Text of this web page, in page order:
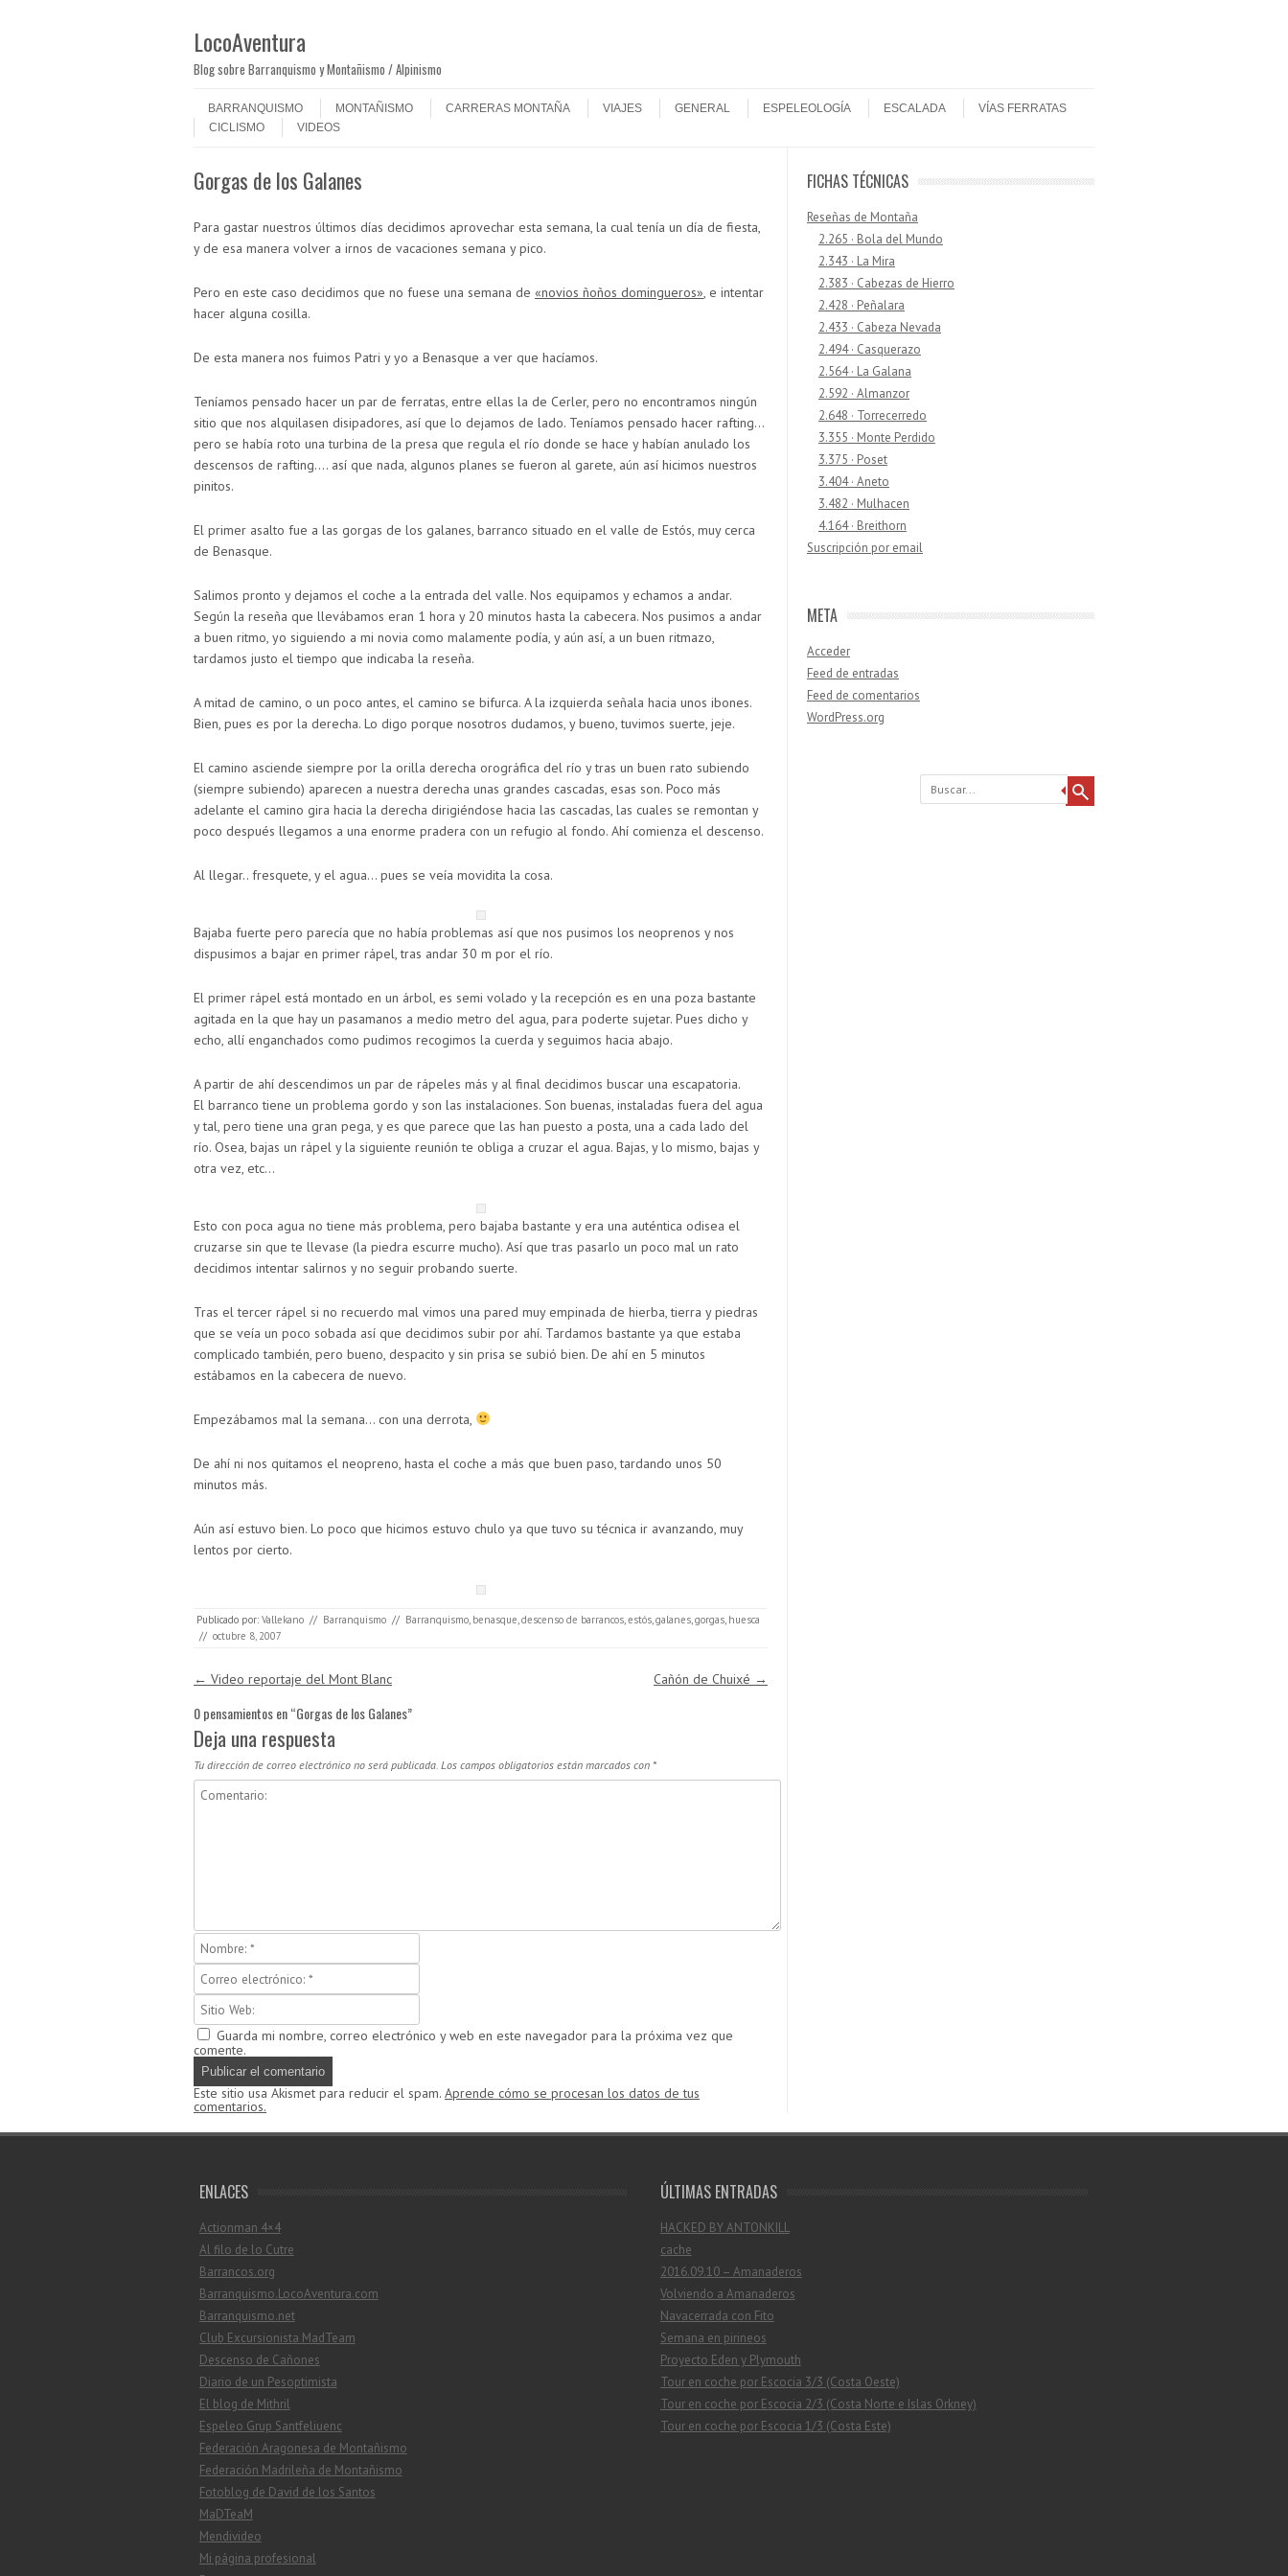
LocoAventura
Blog sobre Barranquismo y Montañismo / Alpinismo
Menú
BARRANQUISMO
MONTAÑISMO CARRERAS MONTAÑA VIAJES GENERAL ESPELEOLOGÍA ESCALADA
VÍAS FERRATAS
CICLISMO
VIDEOS
Gorgas de los Galanes
Para gastar nuestros últimos días decidimos aprovechar esta semana, la cual tenía un día de fiesta,
y de esa manera volver a irnos de vacaciones semana y pico.
Pero en este caso decidimos que no fuese una semana de «novios ñoños domingueros», e intentar
hacer alguna cosilla.
De esta manera nos fuimos Patri y yo a Benasque a ver que hacíamos.
Teníamos pensado hacer un par de ferratas, entre ellas la de Cerler, pero no encontramos ningún
sitio que nos alquilasen disipadores, así que lo dejamos de lado. Teníamos pensado hacer rafting…
pero se había roto una turbina de la presa que regula el río donde se hace y habían anulado los
descensos de rafting…. así que nada, algunos planes se fueron al garete, aún así hicimos nuestros
pinitos.
El primer asalto fue a las gorgas de los galanes, barranco situado en el valle de Estós, muy cerca
de Benasque.
Salimos pronto y dejamos el coche a la entrada del valle. Nos equipamos y echamos a andar.
Según la reseña que llevábamos eran 1 hora y 20 minutos hasta la cabecera. Nos pusimos a andar
a buen ritmo, yo siguiendo a mi novia como malamente podía, y aún así, a un buen ritmazo,
tardamos justo el tiempo que indicaba la reseña.
A mitad de camino, o un poco antes, el camino se bifurca. A la izquierda señala hacia unos ibones.
Bien, pues es por la derecha. Lo digo porque nosotros dudamos, y bueno, tuvimos suerte, jeje.
El camino asciende siempre por la orilla derecha orográfica del río y tras un buen rato subiendo
(siempre subiendo) aparecen a nuestra derecha unas grandes cascadas, esas son. Poco más
adelante el camino gira hacia la derecha dirigiéndose hacia las cascadas, las cuales se remontan y
poco después llegamos a una enorme pradera con un refugio al fondo. Ahí comienza el descenso.
Al llegar.. fresquete, y el agua… pues se veía movidita la cosa.
Bajaba fuerte pero parecía que no había problemas así que nos pusimos los neoprenos y nos
dispusimos a bajar en primer rápel, tras andar 30 m por el río.
El primer rápel está montado en un árbol, es semi volado y la recepción es en una poza bastante
agitada en la que hay un pasamanos a medio metro del agua, para poderte sujetar. Pues dicho y
echo, allí enganchados como pudimos recogimos la cuerda y seguimos hacia abajo.
A partir de ahí descendimos un par de rápeles más y al final decidimos buscar una escapatoria.
El barranco tiene un problema gordo y son las instalaciones. Son buenas, instaladas fuera del agua
y tal, pero tiene una gran pega, y es que parece que las han puesto a posta, una a cada lado del
río. Osea, bajas un rápel y la siguiente reunión te obliga a cruzar el agua. Bajas, y lo mismo, bajas y
otra vez, etc…
Esto con poca agua no tiene más problema, pero bajaba bastante y era una auténtica odisea el
cruzarse sin que te llevase (la piedra escurre mucho). Así que tras pasarlo un poco mal un rato
decidimos intentar salirnos y no seguir probando suerte.
Tras el tercer rápel si no recuerdo mal vimos una pared muy empinada de hierba, tierra y piedras
que se veía un poco sobada así que decidimos subir por ahí. Tardamos bastante ya que estaba
complicado también, pero bueno, despacito y sin prisa se subió bien. De ahí en 5 minutos
estábamos en la cabecera de nuevo.
Empezábamos mal la semana… con una derrota,
De ahí ni nos quitamos el neopreno, hasta el coche a más que buen paso, tardando unos 50
minutos más.
Aún así estuvo bien. Lo poco que hicimos estuvo chulo ya que tuvo su técnica ir avanzando, muy
lentos por cierto.
Publicado por: Vallekano // Barranquismo // Barranquismo, benasque,descenso de barrancos,estós,galanes,gorgas, huesca
// octubre 8, 2007
Navegación de entradas
← Video reportaje del Mont Blanc Cañón de Chuixé →
0 pensamientos en “Gorgas de los Galanes”
Deja una respuesta
Tu dirección de correo electrónico no será publicada. Los campos obligatorios están marcados con *
Guarda mi nombre, correo electrónico y web en este navegador para la próxima vez que
comente.
Este sitio usa Akismet para reducir el spam. Aprende cómo se procesan los datos de tus
comentarios.
FICHAS TÉCNICAS
Reseñas de Montaña
2.265 · Bola del Mundo
2.343 · La Mira
2.383 · Cabezas de Hierro
2.428 · Peñalara
2.433 · Cabeza Nevada
2.494 · Casquerazo
2.564 · La Galana
2.592 · Almanzor
2.648 · Torrecerredo
3.355 · Monte Perdido
3.375 · Poset
3.404 · Aneto
3.482 · Mulhacen
4.164 · Breithorn
Suscripción por email
META
Acceder
Feed de entradas
Feed de comentarios
WordPress.org
ENLACES
Actionman 4×4
Al filo de lo Cutre
Barrancos.org
Barranquismo.LocoAventura.com
Barranquismo.net
Club Excursionista MadTeam
Descenso de Cañones
Diario de un Pesoptimista
El blog de Mithril
Espeleo Grup Santfeliuenc
Federación Aragonesa de Montañismo
Federación Madrileña de Montañismo
Fotoblog de David de los Santos
MaDTeaM
Mendivideo
Mi página profesional
ÚLTIMAS ENTRADAS
HACKED BY ANTONKILL
cache
2016.09.10 – Amanaderos
Volviendo a Amanaderos
Navacerrada con Fito
Semana en pirineos
Proyecto Eden y Plymouth
Tour en coche por Escocia 3/3 (Costa Oeste)
Tour en coche por Escocia 2/3 (Costa Norte e Islas Orkney)
Tour en coche por Escocia 1/3 (Costa Este)